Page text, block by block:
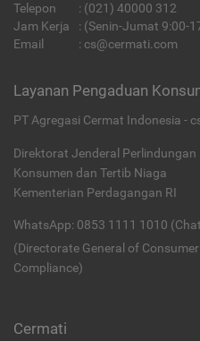
Telepon : (021) 40000 312
Jam Kerja
: (Senin-Jumat 9:00-
Email
: cs@cermati.com
Layanan Pengaduan
PT Agregasi Cermat Indonesia -
Direktorat Jenderal Perlindungan
Konsumen dan Tertib Niaga
Kementerian Perdagangan RI
WhatsApp: 0853 1111 1010
(Directorate General of
Compliance)
Cermati